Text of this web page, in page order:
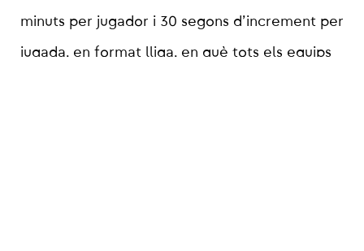
minuts per jugador i 30 segons d’increment per
jugada, en format lliga, en què tots els equips